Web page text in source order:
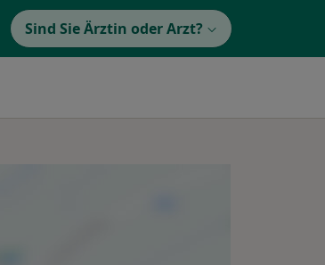
Sind Sie Ärztin oder Arzt?